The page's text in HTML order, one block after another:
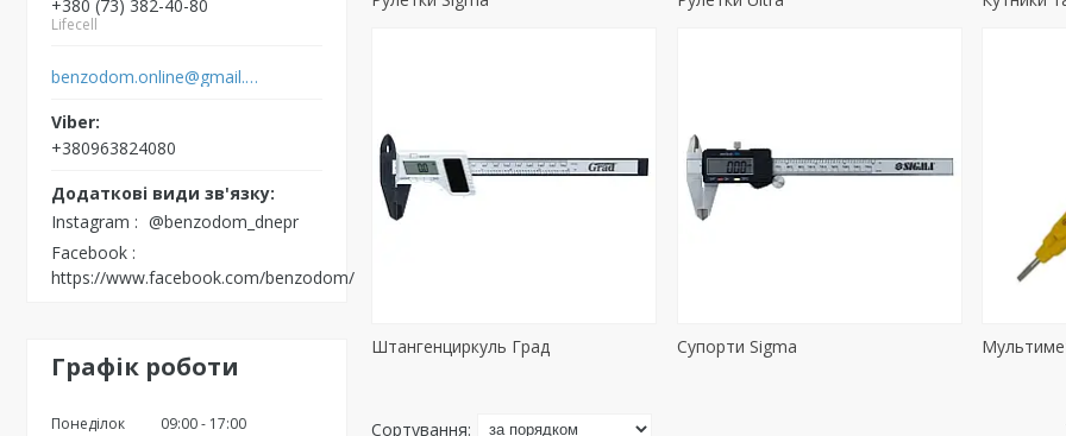
+380 (73) 382-40-80
Lifecell
benzodom.online@gmail.com
+380963824080
Instagram
@benzodom_dnepr
Facebook
https://www.facebook.com/benzodom/
Графік роботи
Понеділок 09:00
17:00
Штангенциркуль Град Супорти Sigma